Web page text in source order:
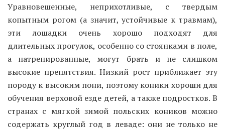
Уравновешенные, неприхотливые, с твердым
копытным рогом (а значит, устойчивые к травмам),
эти лошадки очень хорошо подходят для
длительных прогулок, особенно со стоянками в поле,
а натренированные, могут брать и не слишком
высокие препятствия. Низкий рост приближает эту
породу к высоким пони, поэтому коники хороши для
обучения верховой езде детей, а также подростков. В
странах с мягкой зимой польских коников можно
содержать круглый год в леваде: они не только не